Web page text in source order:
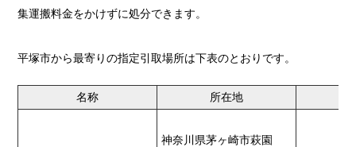
集運搬料金をかけずに処分できます。
平塚市から最寄りの指定引取場所は下表のとおりです。
名称 所在地
神奈川県茅ヶ崎市萩園